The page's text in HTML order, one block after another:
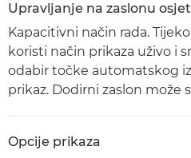
Upravljanje na zaslonu
Kapacitivni način rada.
koristi način prikaza uživo i
odabir točke automatskog
prikaz. Dodirni zaslon može
Opcije prikaza